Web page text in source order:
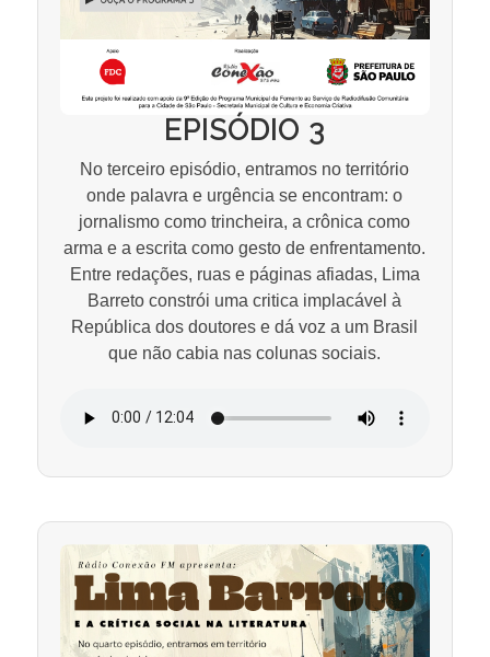
EPISÓDIO 3
No terceiro episódio, entramos no território
onde palavra e urgência se encontram: o
jornalismo como trincheira, a crônica como
arma e a escrita como gesto de enfrentamento.
Entre redações, ruas e páginas afiadas, Lima
Barreto constrói uma critica implacável à
República dos doutores e dá voz a um Brasil
que não cabia nas colunas sociais.